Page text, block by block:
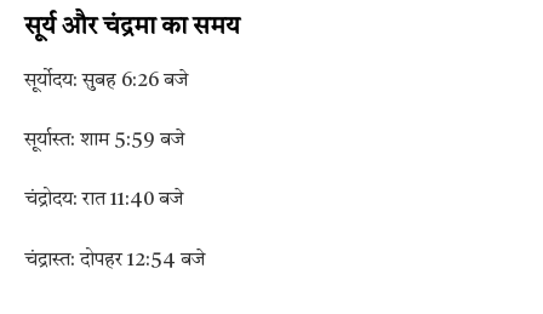
सूर्य और चंद्रमा का समय
सूर्योदय: सुबह 6:26 बजे
सूर्यास्त: शाम 5:59 बजे
चंद्रोदय: रात 11:40 बजे
चंद्रास्त: दोपहर 12:54 बजे